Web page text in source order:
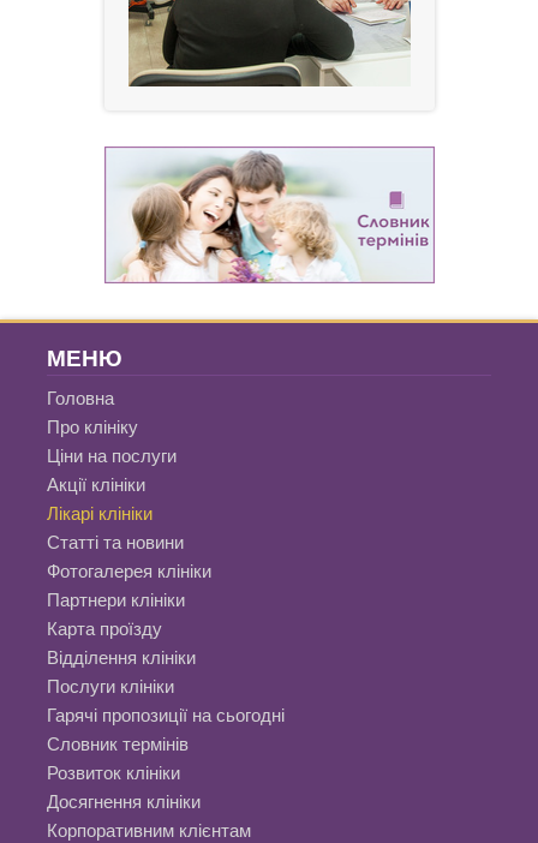
МЕНЮ
Головна
Про клініку
Ціни на послуги
Акції клініки
Лікарі клініки
Статті та новини
Фотогалерея клініки
Партнери клініки
Карта проїзду
Відділення клініки
Послуги клініки
Гарячі пропозиції на сьогодні
Словник термінів
Розвиток клініки
Досягнення клініки
Корпоративним клієнтам